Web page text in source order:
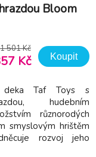
Bloom
1 501 Kč
Kč Koupit
deka Taf Toys s
hudebním
různorodých
smyslovým hrištěm
rozvoj jeho